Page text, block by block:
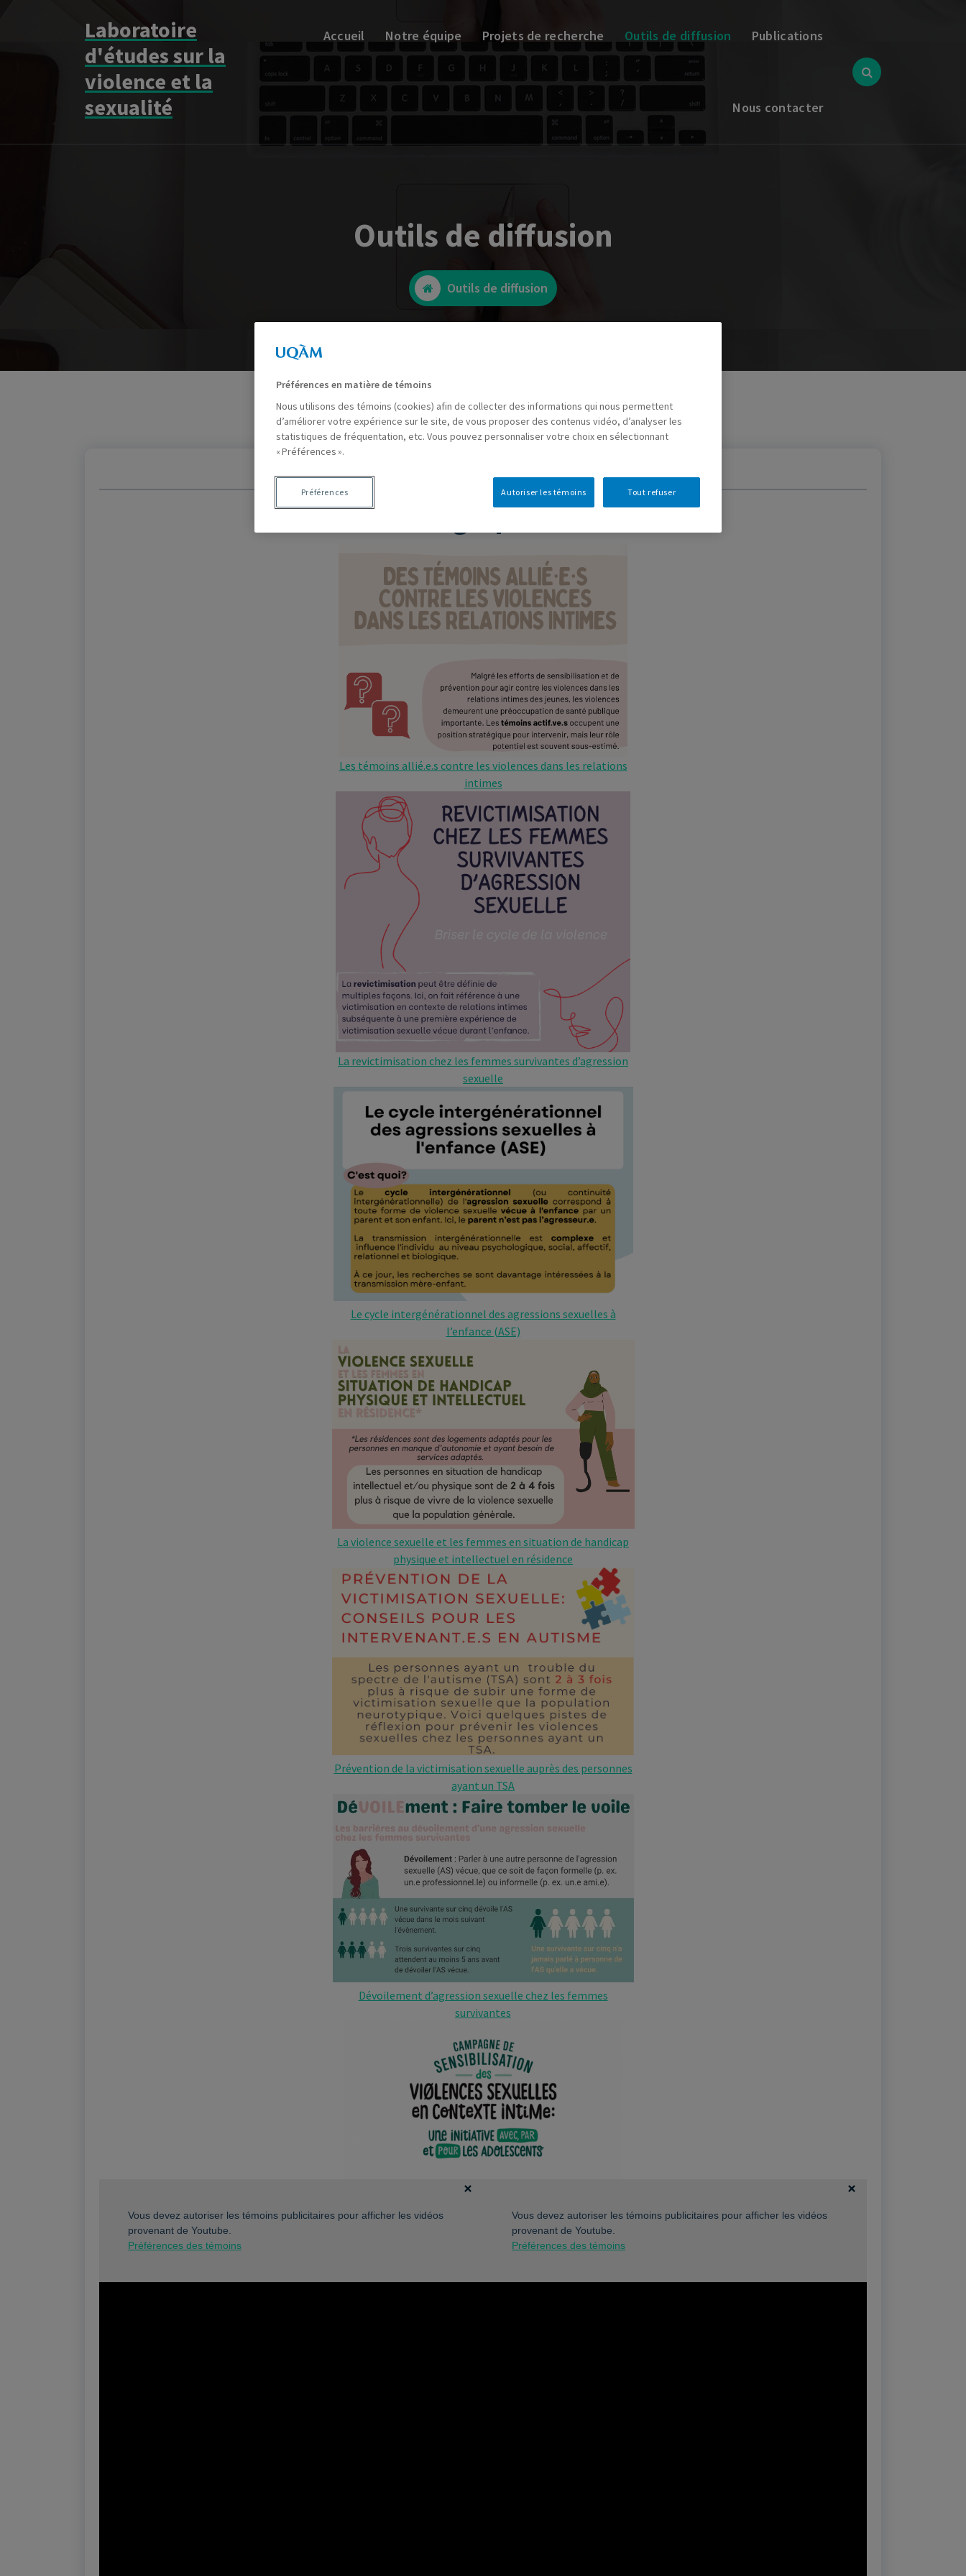
Laboratoire
d'études sur la
violence et la
sexualité
Accueil Notre équipe Projets de recherche Outils de diffusion Publications
Nous contacter
Outils de diffusion
Outils de diffusion
Infographies
Les témoins allié.e.s contre les violences dans les relations
intimes
La revictimisation chez les femmes survivantes d’agression
sexuelle
Le cycle intergénérationnel des agressions sexuelles à
l’enfance (ASE)
La violence sexuelle et les femmes en situation de handicap
physique et intellectuel en résidence
Prévention de la victimisation sexuelle auprès des personnes
ayant un TSA
Dévoilement d’agression sexuelle chez les femmes
survivantes
Vous devez autoriser les témoins publicitaires pour afficher les vidéos
provenant de Youtube.
Préférences des témoins
Vous devez autoriser les témoins publicitaires pour afficher les vidéos
provenant de Youtube.
Préférences des témoins
Préférences en matière de témoins
Nous utilisons des témoins (cookies) afin de collecter des informations qui nous permettent
d’améliorer votre expérience sur le site, de vous proposer des contenus vidéo, d’analyser les
statistiques de fréquentation, etc. Vous pouvez personnaliser votre choix en sélectionnant
« Préférences ».
Tout refuser
Autoriser les témoins
Préférences